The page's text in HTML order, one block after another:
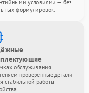
условиями — без
формулировок.
обслуживания
проверенные детали
стабильной работы